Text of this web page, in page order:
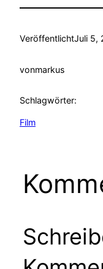
VeröffentlichtJuli 5,
vonmarkus
Schlagwörter:
Film